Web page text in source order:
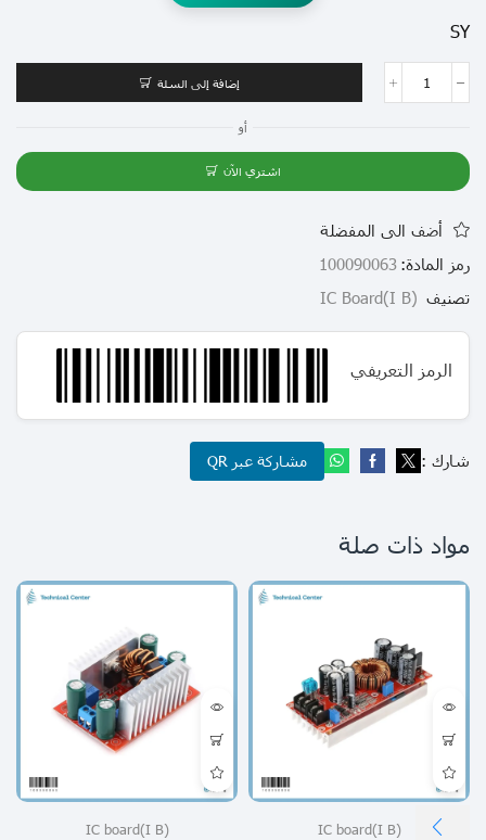
SY
إضافة إلى السلة
أو
اشتري الآن
أضف الى المفضلة
رمز المادة: 100090063
تصنيف (I B)IC Board
الرمز التعريفي
شارك : مشاركة عبر QR
مواد ذات صلة
(I B)IC board
(I B)IC board